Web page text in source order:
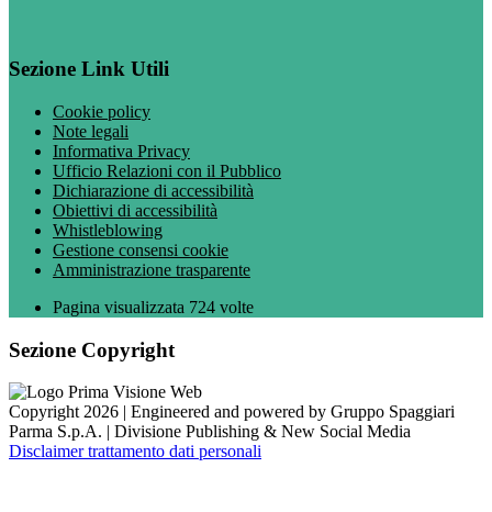
Sezione Link Utili
Cookie policy
Note legali
Informativa Privacy
Ufficio Relazioni con il Pubblico
Dichiarazione di accessibilità
Obiettivi di accessibilità
Whistleblowing
Gestione consensi cookie
Amministrazione trasparente
Pagina visualizzata 724 volte
Sezione Copyright
Copyright 2026 | Engineered and powered by Gruppo Spaggiari
Parma S.p.A. | Divisione Publishing & New Social Media
Disclaimer trattamento dati personali